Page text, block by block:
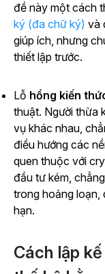
đề này một cách
ký (đa chữ ký) và
giúp ích, nhưng
thiết lập trước.
Lỗ hổng kiến
thuật. Người thừa
vụ khác nhau,
điều hướng các
quen thuộc với
đầu tư kém,
trong hoảng loạn,
hạn.
Cách lập